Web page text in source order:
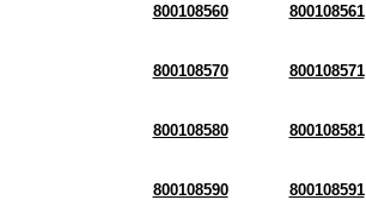
800108560 800108561
800108570 800108571
800108580 800108581
800108590 800108591